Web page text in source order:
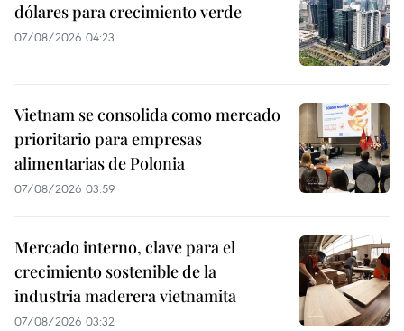
dólares para crecimiento verde
07/08/2026 04:23
Vietnam se consolida como mercado
prioritario para empresas
alimentarias de Polonia
07/08/2026 03:59
Mercado interno, clave para el
crecimiento sostenible de la
industria maderera vietnamita
07/08/2026 03:32